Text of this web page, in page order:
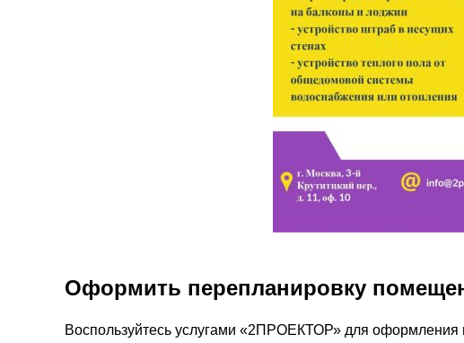
Оформить перепланировку
Воспользуйтесь услугами «2ПРОЕКТОР» для